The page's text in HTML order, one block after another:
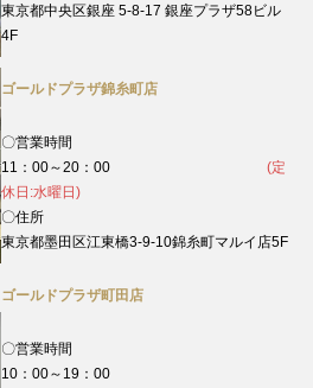
東京都中央区銀座 5-8-17 銀座プラザ58ビル
4F
ゴールドプラザ錦糸町店
〇営業時間
11：00～20：00 (定
休日:水曜日)
〇住所
東京都墨田区江東橋3-9-10錦糸町マルイ店5F
ゴールドプラザ町田店
〇営業時間
10：00～19：00